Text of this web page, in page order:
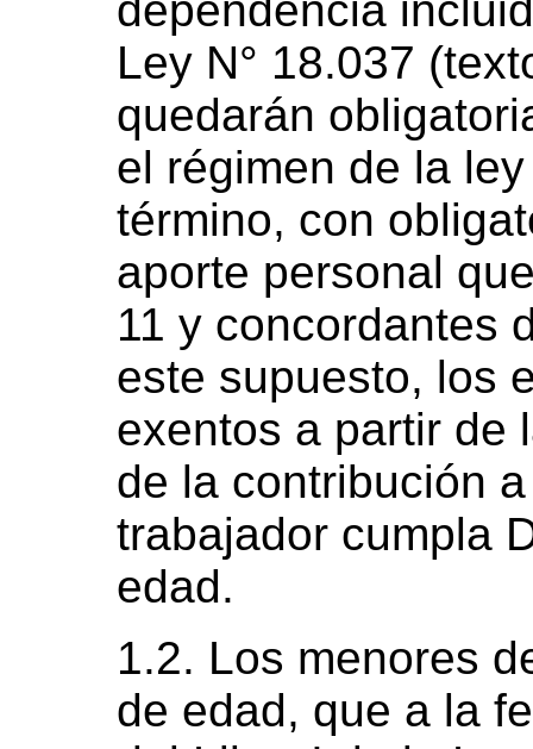
Ley N° 18.037
quedarán
el régimen de la
término, con
aporte personal
11 y concordantes
este supuesto, los
exentos a partir de
de la contribución
trabajador cumpla
edad.
1.2. Los menores
de edad, que a la